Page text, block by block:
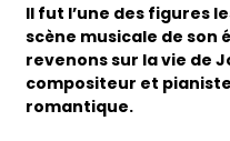
Il fut l’une des figures
scène musicale de son
revenons sur la vie de
compositeur et
romantique.